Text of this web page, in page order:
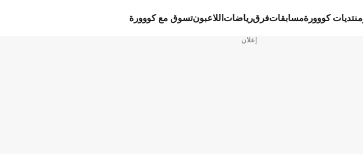
منتديات كووورةمسابقاتفرقرياضات اللاعبونتسوق مع كووورة
إعلان